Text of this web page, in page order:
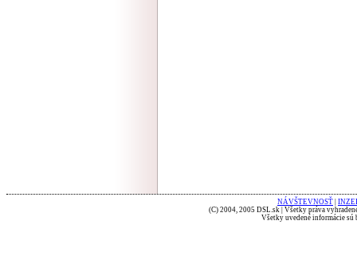
NÁVŠTEVNOSŤ
(C) 2004, 2005 DSL.sk | Všetky práva
Všetky uvedené informácie sú